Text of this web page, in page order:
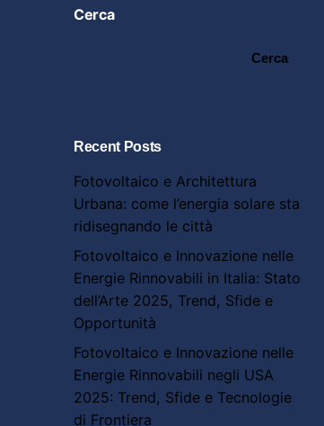
Cerca
Cerca
Recent Posts
Fotovoltaico e Architettura
Urbana: come l’energia solare sta
ridisegnando le città
Fotovoltaico e Innovazione nelle
Energie Rinnovabili in Italia: Stato
dell’Arte 2025, Trend, Sfide e
Opportunità
Fotovoltaico e Innovazione nelle
Energie Rinnovabili negli USA
2025: Trend, Sfide e Tecnologie
di Frontiera